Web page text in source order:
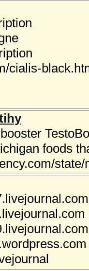
cialis-
foods